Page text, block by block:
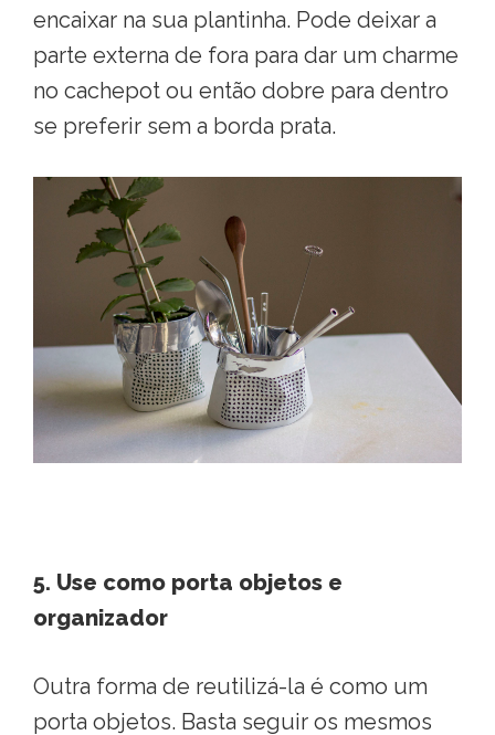
encaixar na sua plantinha. Pode deixar a
parte externa de fora para dar um charme
no cachepot ou então dobre para dentro
se preferir sem a borda prata.
5. Use como porta objetos e
organizador
Outra forma de reutilizá-la é como um
porta objetos. Basta seguir os mesmos